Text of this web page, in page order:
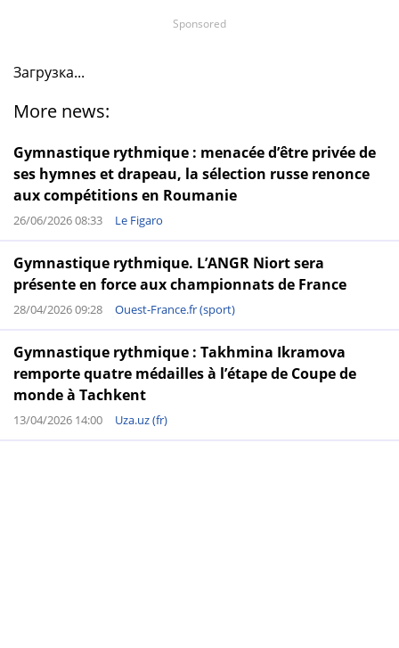
Загрузка...
More news:
Gymnastique rythmique : menacée d’être privée de
ses hymnes et drapeau, la sélection russe renonce
aux compétitions en Roumanie
26/06/2026 08:33 Le Figaro
Gymnastique rythmique. L’ANGR Niort sera
présente en force aux championnats de France
28/04/2026 09:28 Ouest-France.fr (sport)
Gymnastique rythmique : Takhmina Ikramova
remporte quatre médailles à l’étape de Coupe de
monde à Tachkent
13/04/2026 14:00 Uza.uz (fr)
Sponsored